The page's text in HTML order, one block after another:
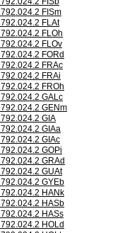
792.024.2 FISm
792.024.2 FLAt
792.024.2 FLOh
792.024.2 FLOv
792.024.2 FORd
792.024.2 FRAc
792.024.2 FRAi
792.024.2 FROh
792.024.2 GALc
792.024.2 GENm
792.024.2 GIA
792.024.2 GIAa
792.024.2 GIAc
792.024.2 GOPi
792.024.2 GRAd
792.024.2 GUAt
792.024.2 GYEb
792.024.2 HANk
792.024.2 HASb
792.024.2 HASs
792.024.2 HOLd